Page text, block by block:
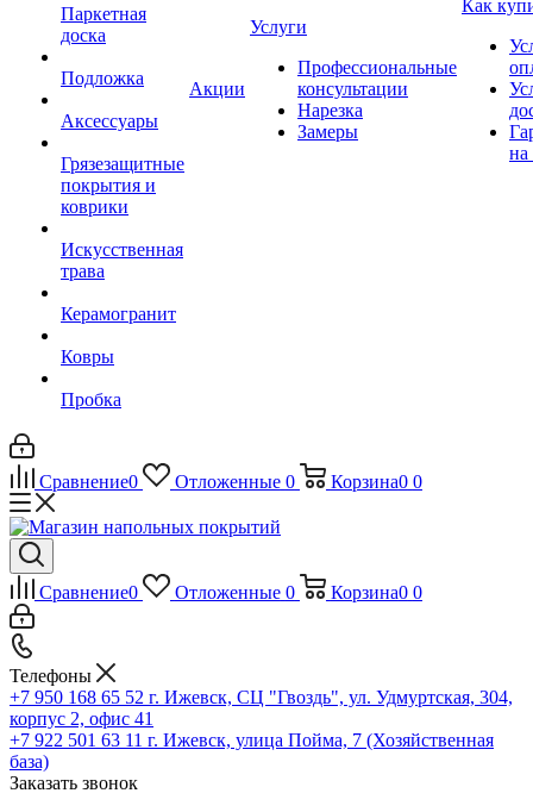
Паркетная
доска
Подложка
Аксессуары
Грязезащитные
покрытия и
коврики
Искусственная
трава
Керамогранит
Ковры
Пробка
Акции
Услуги
Профессиональные
консультации
Нарезка
Замеры
Как
на
Сравнение0 Отложенные 0 Корзина0 0
Сравнение0 Отложенные 0 Корзина0 0
Телефоны
+7 950 168 65 52 г. Ижевск, СЦ "Гвоздь", ул. Удмуртская, 304,
корпус 2, офис 41
+7 922 501 63 11 г. Ижевск, улица Пойма, 7 (Хозяйственная
база)
Заказать звонок